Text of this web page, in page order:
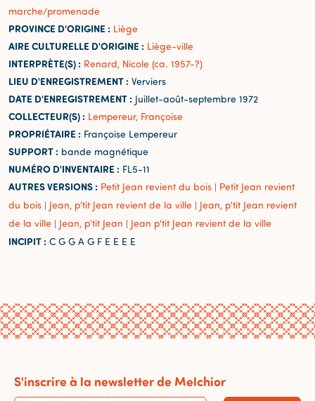
marche/promenade
PROVINCE D'ORIGINE : Liège
AIRE CULTURELLE D'ORIGINE : Liège-ville
INTERPRÈTE(S) : Renard, Nicole (ca. 1957-?)
LIEU D'ENREGISTREMENT : Verviers
DATE D'ENREGISTREMENT : Juillet-août-septembre 1972
COLLECTEUR(S) : Lempereur, Françoise
PROPRIÉTAIRE : Françoise Lempereur
SUPPORT : bande magnétique
NUMÉRO D'INVENTAIRE : FL5-11
AUTRES VERSIONS : Petit Jean revient du bois | Petit Jean revient
du bois | Jean, p'tit Jean revient de la ville | Jean, p'tit Jean revient
de la ville | Jean, p'tit Jean | Jean p'tit Jean revient de la ville
INCIPIT : C G G A G F E E E E
S'inscrire à la newsletter de Melchior